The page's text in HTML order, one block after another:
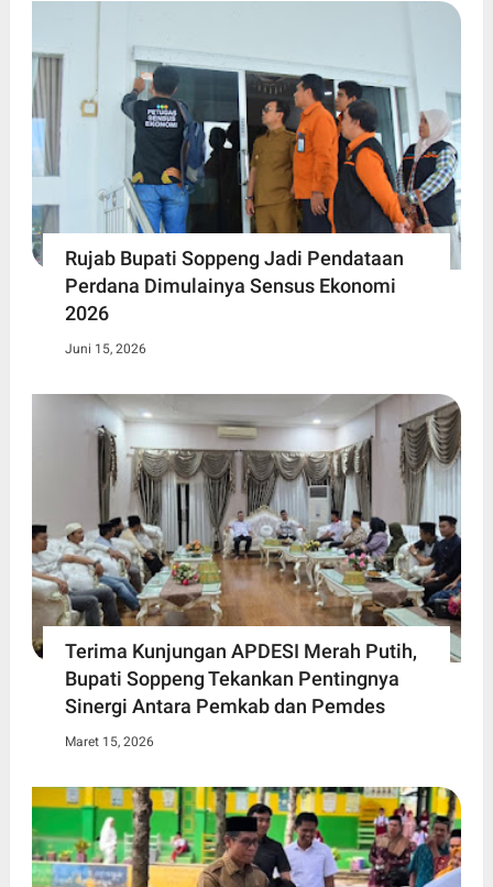
Rujab Bupati Soppeng Jadi Pendataan
Perdana Dimulainya Sensus Ekonomi
2026
Juni 15, 2026
Terima Kunjungan APDESI Merah Putih,
Bupati Soppeng Tekankan Pentingnya
Sinergi Antara Pemkab dan Pemdes
Maret 15, 2026